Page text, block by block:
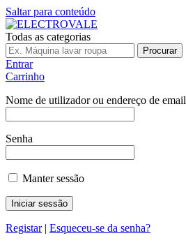
Saltar para conteúdo
Todas as categorias
Procurar
Entrar
Carrinho
Nome de utilizador ou endereço de email
Senha
Manter sessão
Registar| Esqueceu-se da senha?